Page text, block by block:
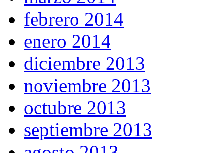
febrero 2014
enero 2014
diciembre 2013
noviembre 2013
octubre 2013
septiembre 2013